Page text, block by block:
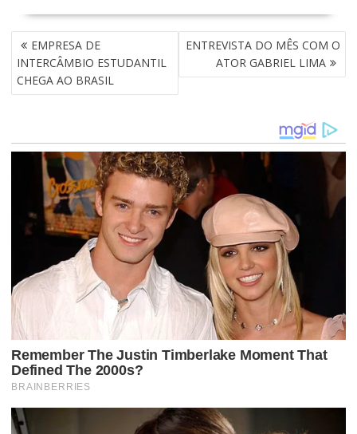
N
A
V
E
Ç
T
EMPRESA DE
INTERCÂMBIO ESTUDANTIL
CHEGA AO BRASIL
ENTREVISTA DO MÊS COM O
ATOR GABRIEL LIMA